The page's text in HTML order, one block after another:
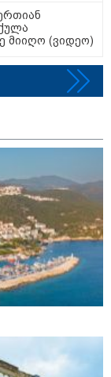
ბევრი
ტარიელ
შესახებ?
ელ­ჭე­ქი,
-
გაუარესდება
დეტალური
საქმის
- შსს
წავყვე
მიიღო (ვიდეო)